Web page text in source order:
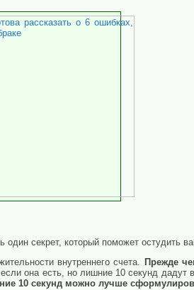
один секрет, который поможет остудить
внутреннего счета. Прежде
она есть, но лишние 10 секунд дадут
10 секунд можно лучше